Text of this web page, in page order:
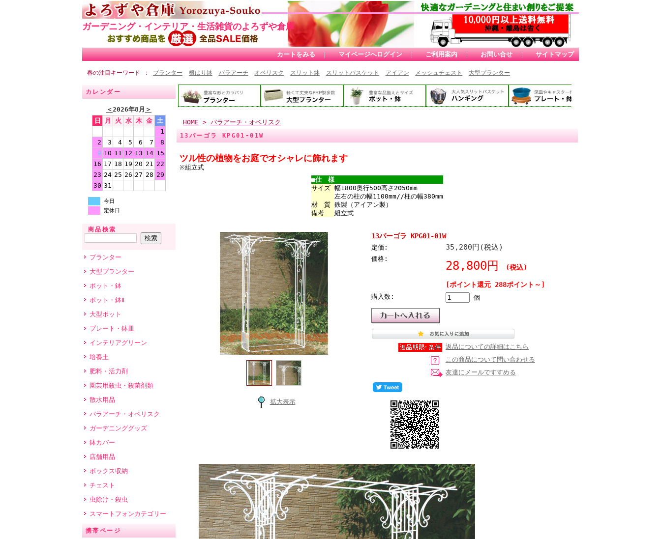
ガーデニング・インテリア・生活雑貨のよろずや倉庫
カートをみる ｜ マイページへログイン ｜ ご利用案内 ｜ お問い合せ ｜ サイトマップ
春の注目キーワード プランター 根はり鉢 バラアーチ オベリスク スリット鉢 スリットバスケット アイアン メッシュチェスト 大型プランター
カレンダー
＜2026年8月 ＞
日
月 火 水 木 金 土
1
2
3 4 5 6 7
8
9 10 11 12 13 14 15
16 17 18 19 20 21 22
23 24 25 26 27 28 29
30 31
今日
定休日
商品検索
プランター
大型プランター
ポット・鉢
ポット・鉢Ⅱ
大型ポット
プレート・鉢皿
インテリアグリーン
培養土
肥料・活力剤
園芸用殺虫・殺菌剤類
散水用品
バラアーチ・オベリスク
ガーデニンググッズ
鉢カバー
店舗用品
ボックス収納
チェスト
虫除け・殺虫
スマートフォンカテゴリー
携帯ページ
HOME > バラアーチ・オベリスク
13パーゴラ KPG01-01W
ツル性の植物をお庭でオシャレに飾れます
※組立式
■仕 様
サイズ 幅1800奥行500高さ2050mm
左右の柱の幅1100mm//柱の幅380mm
材 質 鉄製（アイアン製）
備考
組立式
拡大表示
13パーゴラ KPG01-01W
定価: 35,200円(税込)
価格:
28,800円 (税込)
[ポイント還元 288ポイント～]
購入数: 個
返品についての詳細はこちら
この商品について問い合わせる
友達にメールですすめる